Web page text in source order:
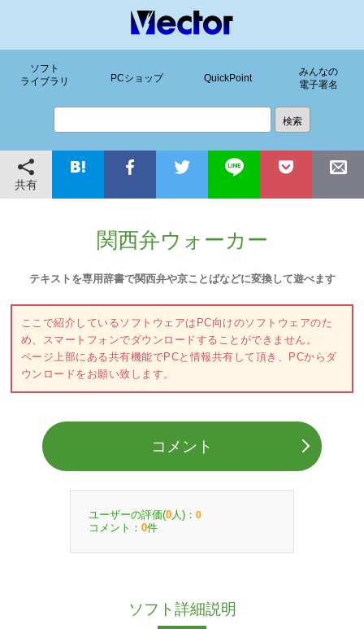
ソフト
ライブラリ
PCショップ QuickPoint
みんなの
電子署名
共有
関西弁ウォーカー
テキストを専用辞書で関西弁や京ことばなどに変換して遊べます
ここで紹介しているソフトウェアはPC向けのソフトウェアのた
め、スマートフォンでダウンロードすることができません。
ページ上部にある共有機能でPCと情報共有して頂き、PCからダ
ウンロードをお願い致します。
コメント
ユーザーの評価(0 人)： 0
コメント： 0件
ソフト詳細説明